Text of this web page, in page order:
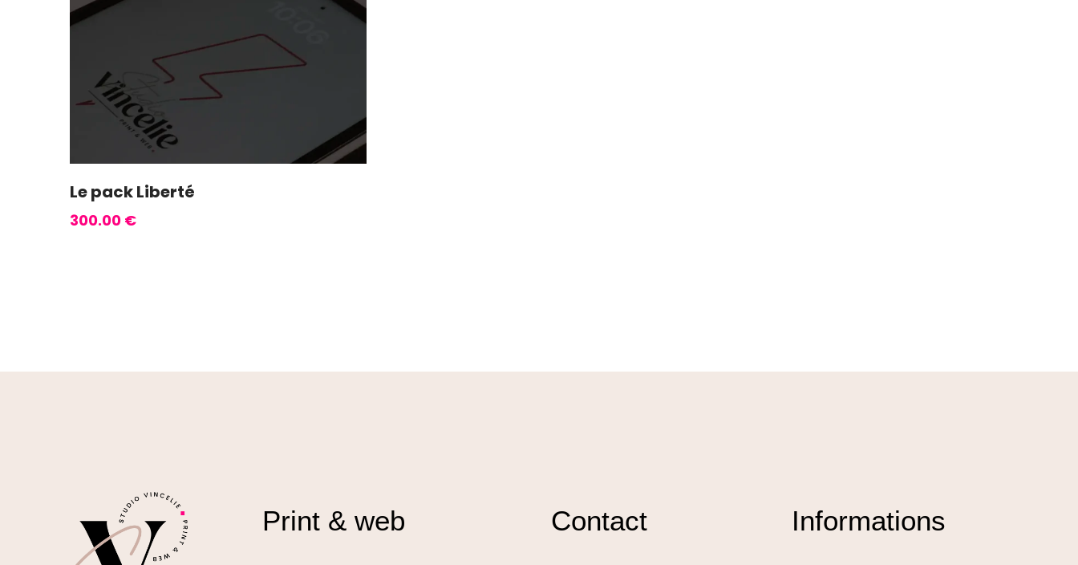
Le pack Liberté
300.00 €
Print & web Contact Informations